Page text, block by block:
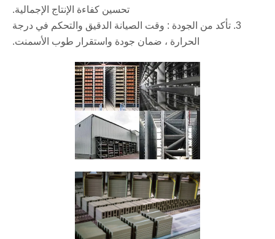
تحسين كفاءة الإنتاج الإجمالية.
3‌. تأكد من الجودة ‌: وقت الصيانة الدقيق والتحكم في درجة
الحرارة ، ضمان جودة واستقرار طوب الأسمنت.